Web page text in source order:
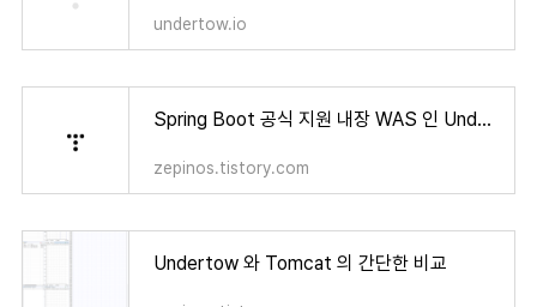
undertow.io
Spring Boot 공식 지원 내장 WAS 인 Undertow 을 씁시다.
zepinos.tistory.com
Undertow 와 Tomcat 의 간단한 비교